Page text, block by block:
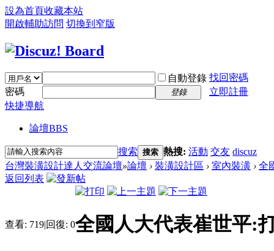
設為首頁收藏本站
開啟輔助訪問 切換到窄版
自動登錄 找回密碼
密碼
登錄
立即註冊
快捷導航
論壇BBS
搜索 搜索 熱搜: 活動 交友 discuz
台灣裝潢設計達人交流論壇»論壇 › 裝潢設計區 › 室內裝潢 › 全
返回列表
查看: 719|回復: 0全國人大代表崔世平: